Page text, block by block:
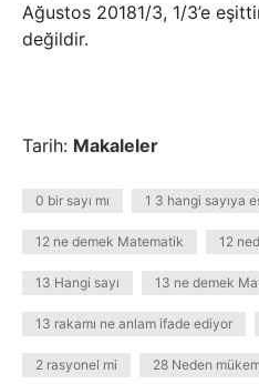
Ağustos 20181/3, 1/3’e
değildir.
Tarih: Makaleler
0 bir sayı mı 1 3 hangi sayıya
12 ne demek Matematik 12
13 Hangi sayı 13 ne demek
13 rakamı ne anlam ifade ediyor
2 rasyonel mi 28 Neden